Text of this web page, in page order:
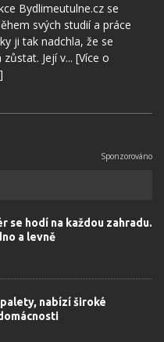
Bydlimeutulne.cz se
svých studií a práce
ji tak nadchla, že se
Její v... [Více o
se hodí na každou zahradu.
a levně
nabízí široké